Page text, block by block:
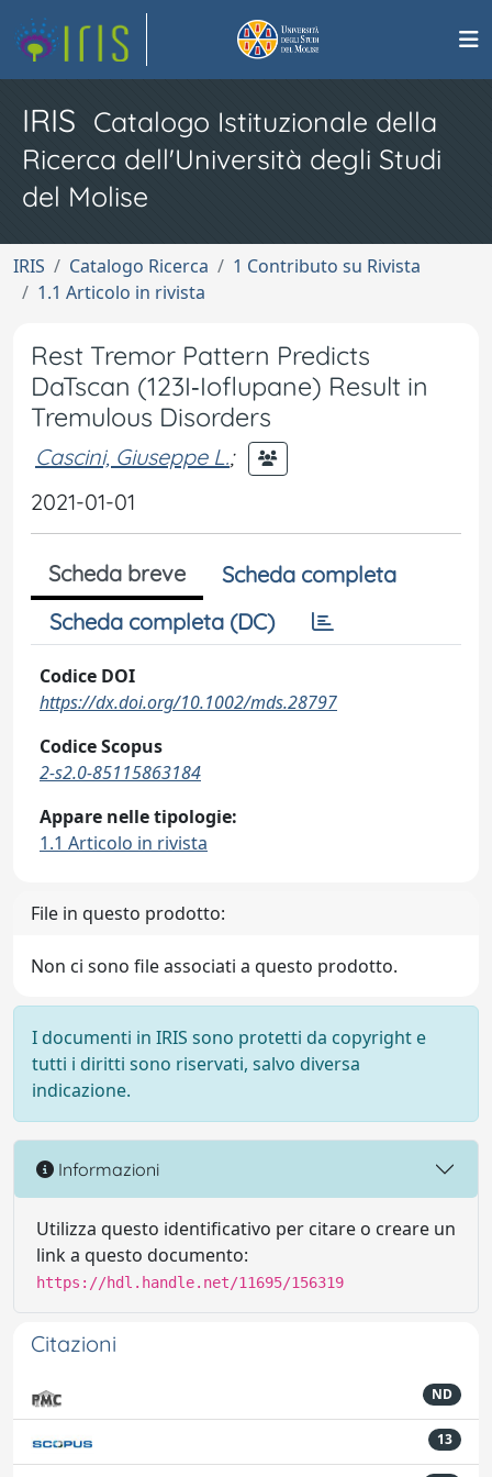
IRIS Catalogo Istituzionale della
Ricerca dell'Università degli Studi
del Molise
IRIS Catalogo Ricerca
1 Contributo su Rivista
1.1 Articolo in rivista
Rest Tremor Pattern Predicts
DaTscan (123I‐Ioflupane) Result in
Tremulous Disorders
Cascini, Giuseppe L.;
2021-01-01
Scheda breve
Scheda completa
Scheda completa (DC)
Codice DOI
https://dx.doi.org/10.1002/mds.28797
Codice Scopus
2-s2.0-85115863184
Appare nelle tipologie:
1.1 Articolo in rivista
File in questo prodotto:
Non ci sono file associati a questo prodotto.
I documenti in IRIS sono protetti da copyright e
tutti i diritti sono riservati, salvo diversa
indicazione.
Informazioni
Utilizza questo identificativo per citare o creare un
link a questo documento:
https://hdl.handle.net/11695/156319
Citazioni
ND
13